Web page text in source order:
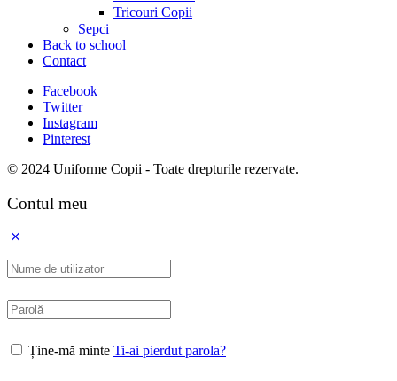
Tricouri Copii
Sepci
Back to school
Contact
Facebook
Twitter
Instagram
Pinterest
© 2024 Uniforme Copii - Toate drepturile rezervate.
Contul meu
Ține-mă minte Ti-ai pierdut parola?